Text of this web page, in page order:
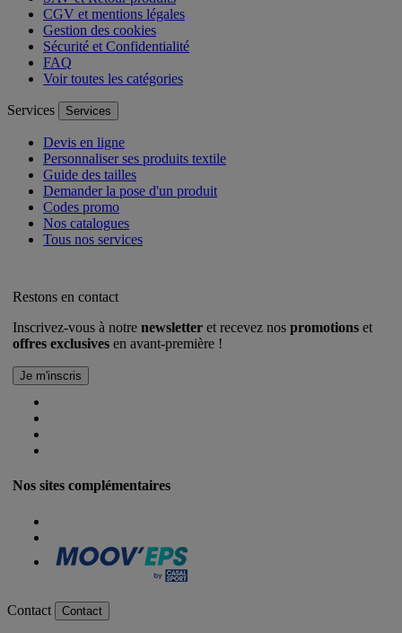
CGV et mentions légales
Gestion des cookies
Sécurité et Confidentialité
FAQ
Voir toutes les catégories
Services Services
Devis en ligne
Personnaliser ses produits textile
Guide des tailles
Demander la pose d'un produit
Codes promo
Nos catalogues
Tous nos services
Restons en contact
Inscrivez-vous à notre newsletter et recevez nos promotions et
offres exclusives en avant-première !
Nos sites complémentaires
Contact Contact